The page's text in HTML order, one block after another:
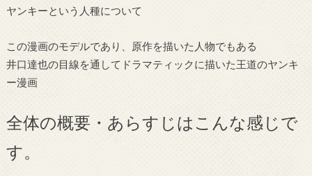
ヤンキーという人種について
この漫画のモデルであり、原作を描いた人物でもある
井口達也の目線を通してドラマティックに描いた王道のヤンキ
ー漫画
全体の概要・あらすじはこんな感じで
す。